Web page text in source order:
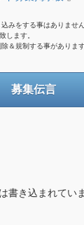
みをする事はありませ
します。
＆規制する事があります
募集伝言
書き込まれてい